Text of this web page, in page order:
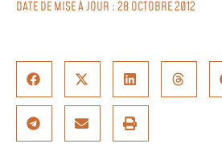
DATE DE MISE À JOUR : 28 OCTOBRE 2012